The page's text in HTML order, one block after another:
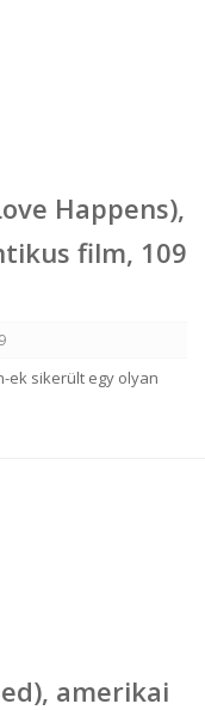
Happens),
film, 109
ek sikerült egy olyan
amerikai